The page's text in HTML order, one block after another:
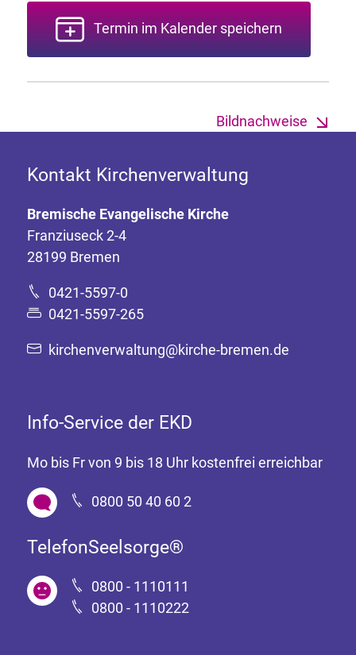
Termin im Kalender speichern
Bildnachweise
Kontakt Kirchenverwaltung
Bremische Evangelische Kirche
Franziuseck 2-4
28199 Bremen
0421-5597-0
0421-5597-265
kirchenverwaltung@kirche-bremen.de
Info-Service der EKD
Mo bis Fr von 9 bis 18 Uhr kostenfrei erreichbar
0800 50 40 60 2
TelefonSeelsorge®
0800 - 1110111
0800 - 1110222